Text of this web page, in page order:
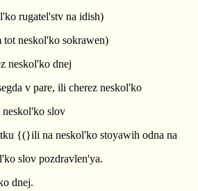
rugatel'stv na idish)
tot neskol'ko sokrawen)
neskol'ko dnej
v pare, ili cherez neskol'ko
neskol'ko slov
{(}ili na neskol'ko stoyawih odna na
slov pozdravlen'ya.
dnej.